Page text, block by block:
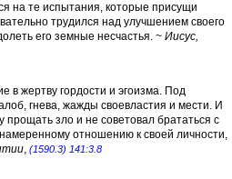
на те испытания, которые присущи
трудился над улучшением своего
его земные несчастья. ~ Иисус,
в жертву гордости и эгоизма. Под
гнева, жажды своевластия и мести. И
прощать зло и не советовал брататься с
отношению к своей личности,
, (1590.3) 141:3.8